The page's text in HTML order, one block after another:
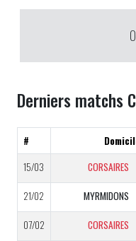
Derniers matchs
#
15/03
CORSAIRES
21/02 MYRMIDONS
07/02 CORSAIRES